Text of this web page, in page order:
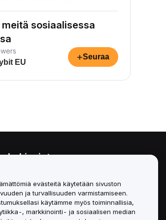
sosiaalisessa
EU
+Seuraa
Lakiasiat
Yhteenveto säilytys- ja
hallinnointikäytännöstä
evästeitä käytetään sivuston
ja turvallisuuden varmistamiseen.
käytämme myös toiminnallisia,
, markkinointi- ja sosiaalisen median